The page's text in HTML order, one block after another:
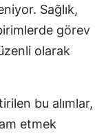
Sağlık,
görev
olarak
bu alımlar,
etmek